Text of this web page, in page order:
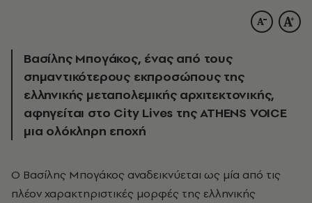
Βασίλης Μπογάκος, ένας από τους
σημαντικότερους εκπροσώπους της
ελληνικής μεταπολεμικής αρχιτεκτονικής,
αφηγείται στο City Lives της ATHENS VOICE
μια ολόκληρη εποχή
Ο Βασίλης Μπογάκος αναδεικνύεται ως μία από τις
πλέον χαρακτηριστικές μορφές της ελληνικής